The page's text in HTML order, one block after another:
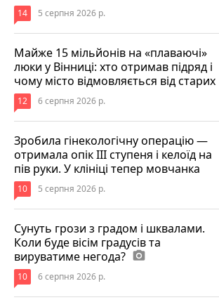
14 5 серпня 2026 р.
Майже 15 мільйонів на «плаваючі»
люки у Вінниці: хто отримав підряд і
чому місто відмовляється від старих
12 6 серпня 2026 р.
Зробила гінекологічну операцію —
отримала опік ІІІ ступеня і келоїд на
пів руки. У клініці тепер мовчанка
10 5 серпня 2026 р.
Сунуть грози з градом і шквалами.
Коли буде вісім градусів та
вируватиме негода? photo_camera
10 6 серпня 2026 р.